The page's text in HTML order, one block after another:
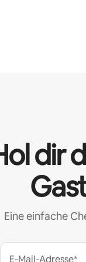
dir
Eine einfache
E-Mail-Adresse*